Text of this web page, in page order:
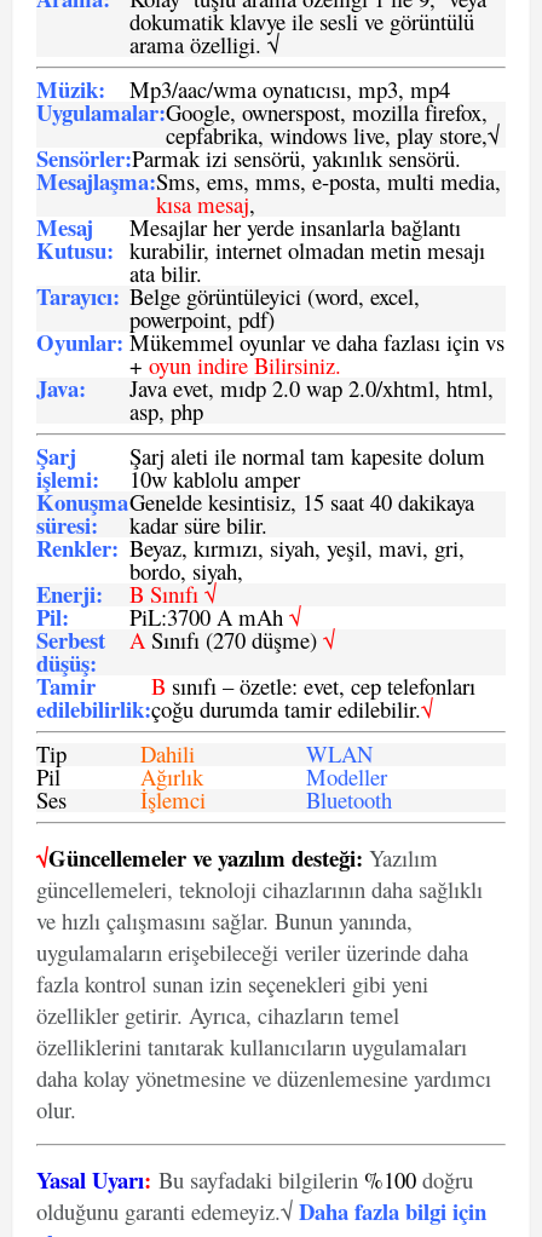
dokumatik klavye ile sesli ve görüntülü
arama özelligi. √
Müzik: Mp3/aac/wma oynatıcısı, mp3, mp4
Uygulamalar:Google, ownerspost, mozilla firefox,
cepfabrika, windows live, play store,√
Sensörler:Parmak izi sensörü, yakınlık sensörü.
Mesajlaşma:Sms, ems, mms, e-posta, multi media,
kısa mesaj,
Mesaj
Kutusu:
Mesajlar her yerde insanlarla bağlantı
kurabilir, internet olmadan metin mesajı
ata bilir.
Tarayıcı: Belge görüntüleyici (word, excel,
powerpoint, pdf)
Oyunlar: Mükemmel oyunlar ve daha fazlası için vs
+ oyun indire Bilirsiniz.
Java: Java evet, mıdp 2.0 wap 2.0/xhtml, html,
asp, php
Şarj
işlemi:
Şarj aleti ile normal tam kapesite dolum
10w kablolu amper
Konuşma
süresi:
Genelde kesintisiz, 15 saat 40 dakikaya
kadar süre bilir.
Renkler: Beyaz, kırmızı, siyah, yeşil, mavi, gri,
bordo, siyah,
Enerji: B Sınıfı √
Pil: PiL:3700 A mAh √
Serbest
düşüş:
ASınıfı (270 düşme) √
Tamir
edilebilirlik:
B sınıfı – özetle: evet, cep telefonları
çoğu durumda tamir edilebilir.√
Tip
Dahili WLAN
Pil Ağırlık Modeller
Ses İşlemci Bluetooth
√Güncellemeler ve yazılım desteği: Yazılım
güncellemeleri, teknoloji cihazlarının daha sağlıklı
ve hızlı çalışmasını sağlar. Bunun yanında,
uygulamaların erişebileceği veriler üzerinde daha
fazla kontrol sunan izin seçenekleri gibi yeni
özellikler getirir. Ayrıca, cihazların temel
özelliklerini tanıtarak kullanıcıların uygulamaları
daha kolay yönetmesine ve düzenlemesine yardımcı
olur.
Yasal Uyarı: Bu sayfadaki bilgilerin %100 doğru
olduğunu garanti edemeyiz.√ Daha fazla bilgi için